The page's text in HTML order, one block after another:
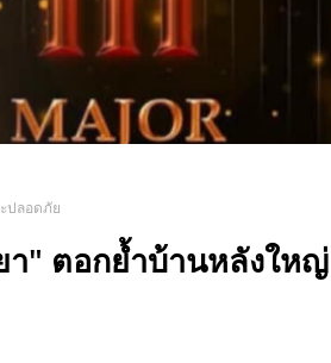
ปลอดภัย
" ตอกย้ำบ้านหลังใหญ่